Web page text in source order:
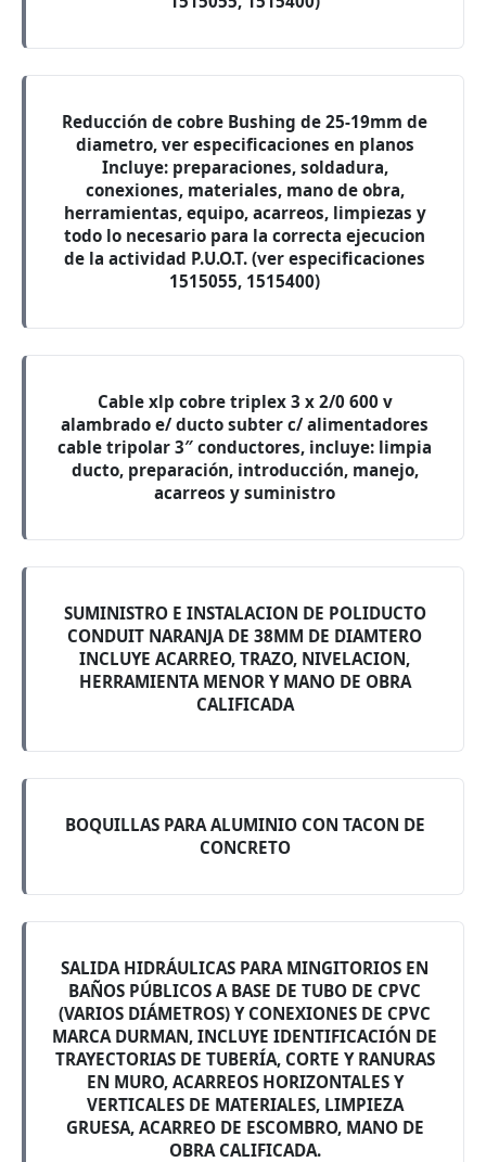
Reducción de cobre Bushing de 25-19mm de
diametro, ver especificaciones en planos
Incluye: preparaciones, soldadura,
conexiones, materiales, mano de obra,
herramientas, equipo, acarreos, limpiezas y
todo lo necesario para la correcta ejecucion
de la actividad P.U.O.T. (ver especificaciones
1515055, 1515400)
Cable xlp cobre triplex 3 x 2/0 600 v
alambrado e/ ducto subter c/ alimentadores
cable tripolar 3″ conductores, incluye: limpia
ducto, preparación, introducción, manejo,
acarreos y suministro
SUMINISTRO E INSTALACION DE POLIDUCTO
CONDUIT NARANJA DE 38MM DE DIAMTERO
INCLUYE ACARREO, TRAZO, NIVELACION,
HERRAMIENTA MENOR Y MANO DE OBRA
CALIFICADA
BOQUILLAS PARA ALUMINIO CON TACON DE
CONCRETO
SALIDA HIDRÁULICAS PARA MINGITORIOS EN
BAÑOS PÚBLICOS A BASE DE TUBO DE CPVC
(VARIOS DIÁMETROS) Y CONEXIONES DE CPVC
MARCA DURMAN, INCLUYE IDENTIFICACIÓN DE
TRAYECTORIAS DE TUBERÍA, CORTE Y RANURAS
EN MURO, ACARREOS HORIZONTALES Y
VERTICALES DE MATERIALES, LIMPIEZA
GRUESA, ACARREO DE ESCOMBRO, MANO DE
OBRA CALIFICADA.